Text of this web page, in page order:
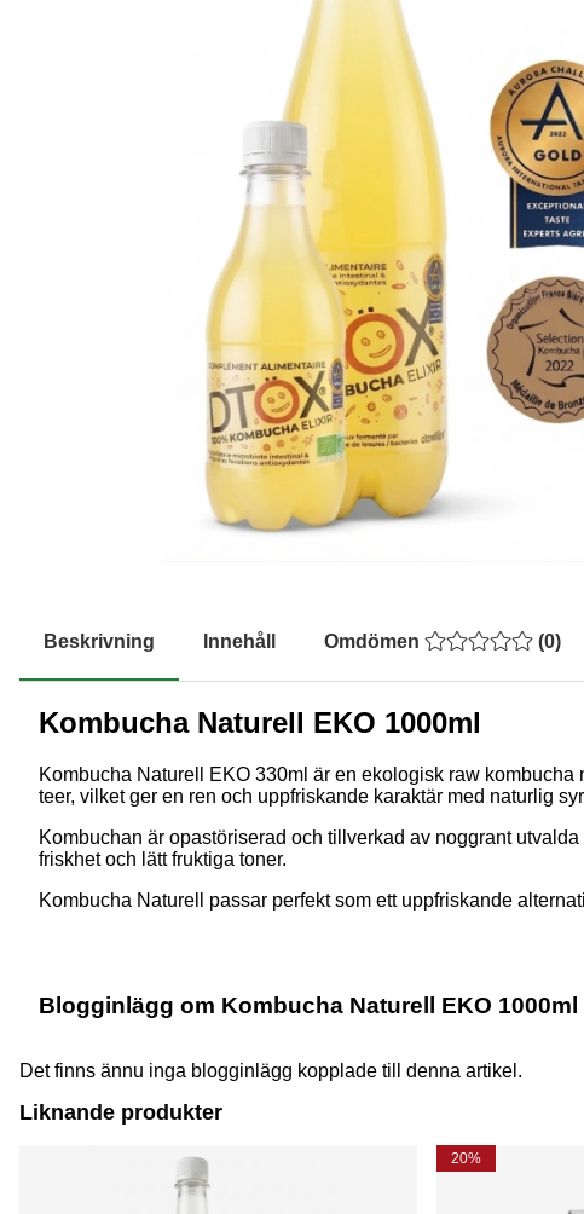
Beskrivning Innehåll Omdömen (0)
Kombucha Naturell EKO 1000ml
Kombucha Naturell EKO 330ml är en ekologisk raw
teer, vilket ger en ren och uppfriskande karaktär med naturlig
Kombuchan är opastöriserad och tillverkad av noggrant
friskhet och lätt fruktiga toner.
Kombucha Naturell passar perfekt som ett uppfriskande
Blogginlägg om Kombucha Naturell EKO 1000ml
Det finns ännu inga blogginlägg kopplade till denna artikel.
Liknande produkter
20%